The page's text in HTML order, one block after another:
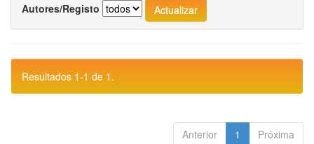
Autores/Registo
Resultados 1-1 de 1.
Anterior 1 Próxima